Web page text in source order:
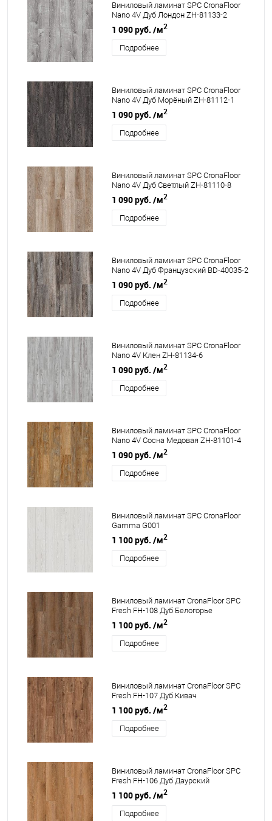
Виниловый ламинат SPC CronaFloor
Nano 4V Дуб Лондон ZH-81133-2
1 090 руб. /м2
Подробнее
Виниловый ламинат SPC CronaFloor
Nano 4V Дуб Морёный ZH-81112-1
1 090 руб. /м2
Подробнее
Виниловый ламинат SPC CronaFloor
Nano 4V Дуб Светлый ZH-81110-8
1 090 руб. /м2
Подробнее
Виниловый ламинат SPC CronaFloor
Nano 4V Дуб Французский BD-40035-2
1 090 руб. /м2
Подробнее
Виниловый ламинат SPC CronaFloor
Nano 4V Клен ZH-81134-6
1 090 руб. /м2
Подробнее
Виниловый ламинат SPC CronaFloor
Nano 4V Сосна Медовая ZH-81101-4
1 090 руб. /м2
Подробнее
Виниловый ламинат SPC CronaFloor
Gamma G001
1 100 руб. /м2
Подробнее
Виниловый ламинат CronaFloor SPC
Fresh FH-108 Дуб Белогорье
1 100 руб. /м2
Подробнее
Виниловый ламинат CronaFloor SPC
Fresh FH-107 Дуб Кивач
1 100 руб. /м2
Подробнее
Виниловый ламинат CronaFloor SPC
Fresh FH-106 Дуб Даурский
1 100 руб. /м2
Подробнее